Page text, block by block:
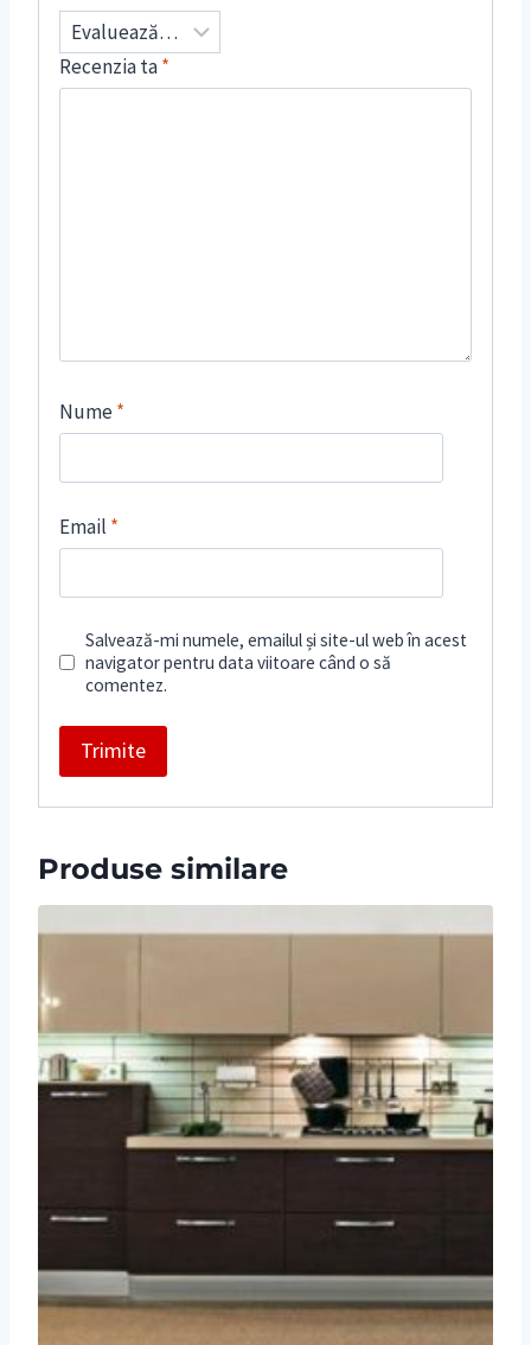
Recenzia ta*
Nume*
Email *
Salvează-mi numele, emailul și site-ul web în acest
navigator pentru data viitoare când o să
comentez.
Produse similare